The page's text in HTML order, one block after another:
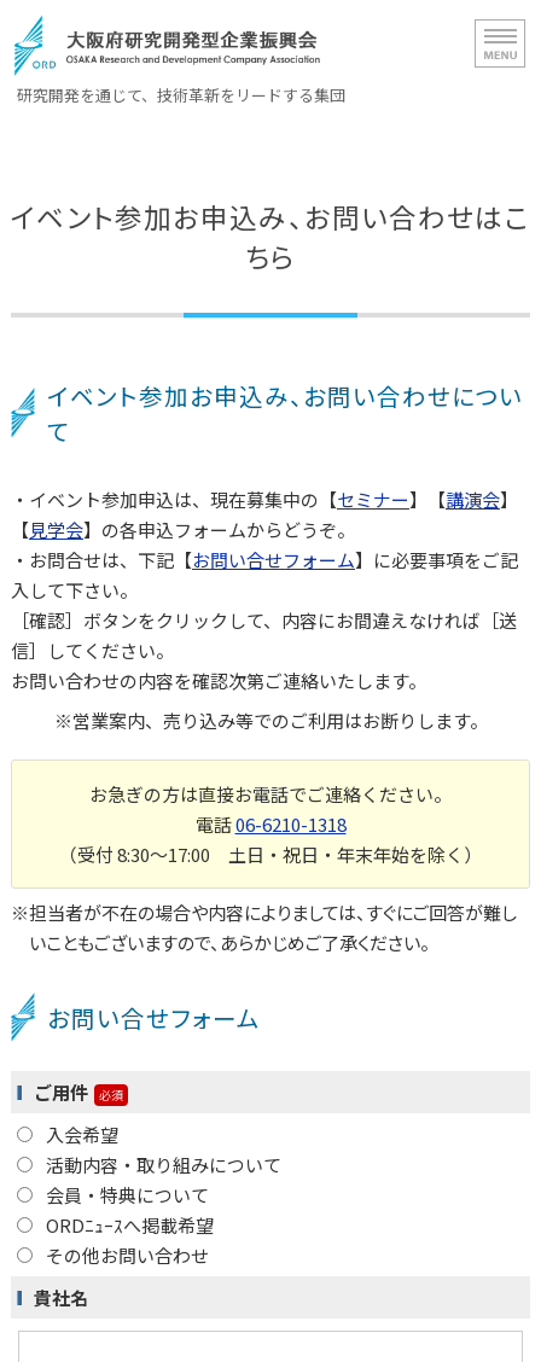
大阪府研究開発型企
研究開発を通じて、技術革新をリードする集団
ORD概要
入会案内
イベント参加お申込み、お問い合わせはこ
ちら
イベント参加お申込み、お問い合わせについ
て
・イベント参加申込は、現在募集中の【セミナー】【講演会】
【見学会】の各申込フォームからどうぞ。
・お問合せは、下記【お問い合せフォーム】に必要事項をご記
入して下さい。
［確認］ボタンをクリックして、内容にお間違えなければ［送
信］してください。
お問い合わせの内容を確認次第ご連絡いたします。
※営業案内、売り込み等でのご利用はお断りします。
お急ぎの方は直接お電話でご連絡ください。
電話06-6210-1318
（受付 8:30～17:00 土日・祝日・年末年始を除く）
担当者が不在の場合や内容によりましては、すぐにご回答が難し
いこともございますので、あらかじめご了承ください。
お問い合せフォーム
ご用件
入会希望
活動内容・取り組みについて
会員・特典について
ORDﾆｭｰｽへ掲載希望
その他お問い合わせ
貴社名